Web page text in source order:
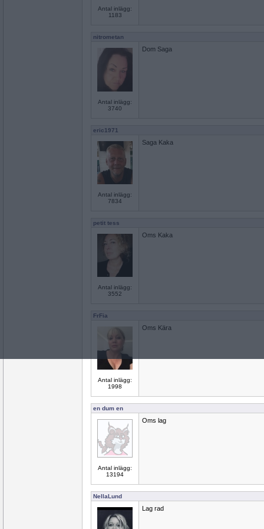
Antal inlägg:
1183
nitrometan
Antal inlägg:
3740
Dom Saga
eric1971
Antal inlägg:
7834
Saga Kaka
petit tess
Antal inlägg:
3552
Oms Kaka
FrFia
Antal inlägg:
1998
Oms Kära
en dum en
Antal inlägg:
13194
Oms lag
NellaLund
Lag rad